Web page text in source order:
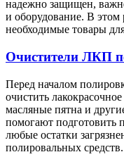
надежно защищен,
и оборудование. В этом
необходимые товары
Очистители ЛКП
Перед началом
очистить
масляные пятна и
помогают подготовить
любые остатки
полировальных средств.